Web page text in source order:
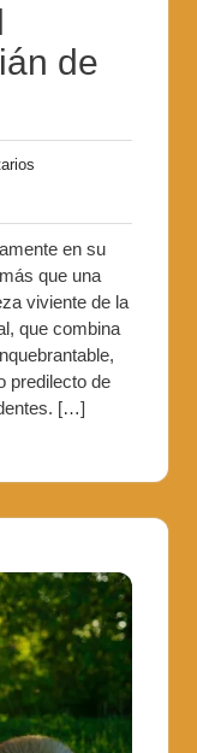
de
en su
que una
viviente de la
que combina
predilecto de
[…]